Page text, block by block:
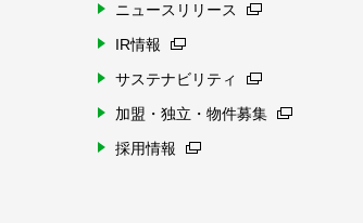
ニュースリリース
IR情報
サステナビリティ
加盟・独立・物件募集
採用情報